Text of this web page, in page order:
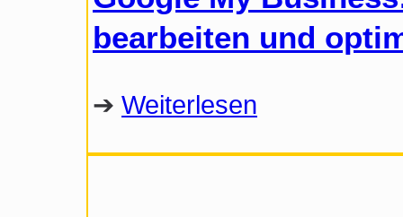
bearbeiten und
➔ Weiterlesen